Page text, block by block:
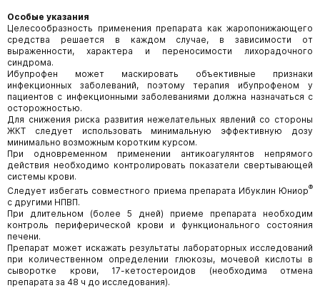
Особые указания
Целесообразность применения препарата как жаропонижающего
средства решается в каждом случае, в зависимости от
выраженности, характера и переносимости лихорадочного
синдрома.
Ибупрофен может маскировать объективные признаки
инфекционных заболеваний, поэтому терапия ибупрофеном у
пациентов с инфекционными заболеваниями должна назначаться с
осторожностью.
Для снижения риска развития нежелательных явлений со стороны
ЖКТ следует использовать минимальную эффективную дозу
минимально возможным коротким курсом.
При одновременном применении антикоагулянтов непрямого
действия необходимо контролировать показатели свертывающей
системы крови.
Следует избегать совместного приема препарата Ибуклин Юниор®
с другими НПВП.
При длительном (более 5 дней) приеме препарата необходим
контроль периферической крови и функционального состояния
печени.
Препарат может искажать результаты лабораторных исследований
при количественном определении глюкозы, мочевой кислоты в
сыворотке крови, 17-кетостероидов (необходима отмена
препарата за 48 ч до исследования).